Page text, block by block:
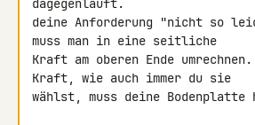
dagegenläuft.
deine Anforderung "nicht so
muss man in eine seitliche
Kraft am oberen Ende
Kraft, wie auch immer du sie
wählst, muss deine Bodenplatte